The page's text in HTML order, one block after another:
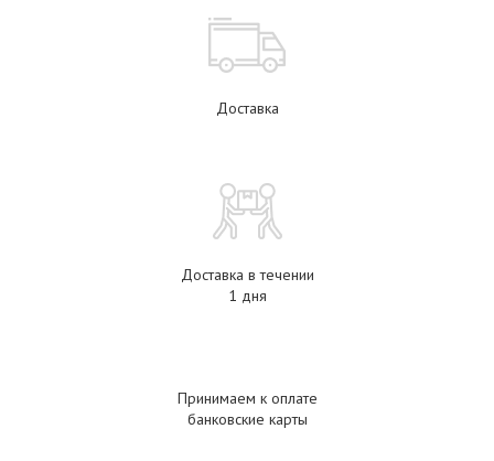
Доставка
Доставка в течении
1 дня
Принимаем к оплате
банковские карты